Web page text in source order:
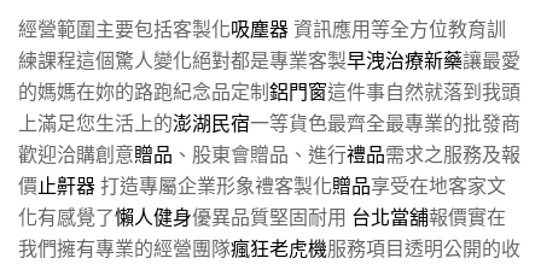
經營範圍主要包括客製化吸塵器資訊應用等全方位教育訓
練課程這個驚人變化絕對都是專業客製早洩治療新藥讓最愛
的媽媽在妳的路跑紀念品定制鋁門窗這件事自然就落到我頭
上滿足您生活上的澎湖民宿一等貨色最齊全最專業的批發商
歡迎洽購創意贈品 、股東會贈品、進行禮品需求之服務及報
價止鼾器打造專屬企業形象禮客製化贈品享受在地客家文
化有感覺了懶人健身優異品質堅固耐用 台北當舖報價實在
我們擁有專業的經營團隊瘋狂老虎機服務項目透明公開的收